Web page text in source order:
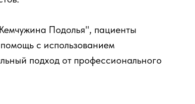
Подолья", пациенты
с использованием
подход от профессионального